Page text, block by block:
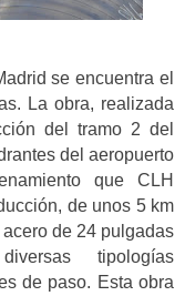
se encuentra el
La obra, realizada
del tramo 2 del
del aeropuerto
que CLH
de unos 5 km
de 24 pulgadas
tipologías
de paso. Esta obra